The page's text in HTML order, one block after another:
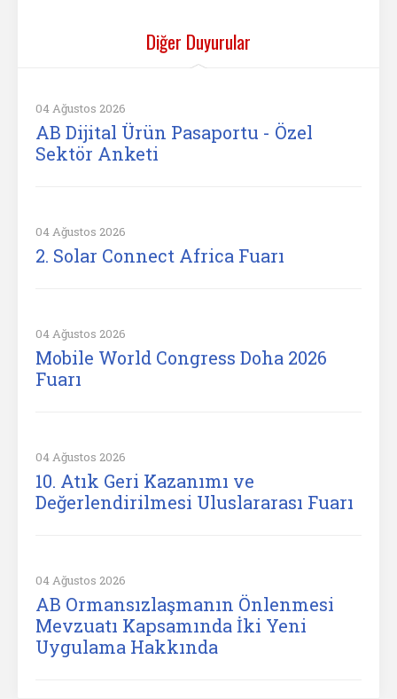
Diğer Duyurular
04 Ağustos 2026
AB Dijital Ürün Pasaportu - Özel
Sektör Anketi
04 Ağustos 2026
2. Solar Connect Africa Fuarı
04 Ağustos 2026
Mobile World Congress Doha 2026
Fuarı
04 Ağustos 2026
10. Atık Geri Kazanımı ve
Değerlendirilmesi Uluslararası Fuarı
04 Ağustos 2026
AB Ormansızlaşmanın Önlenmesi
Mevzuatı Kapsamında İki Yeni
Uygulama Hakkında